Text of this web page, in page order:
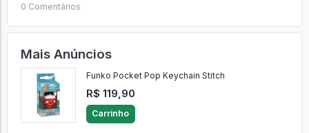
0 Comentários
Mais Anúncios
Funko Pocket Pop Keychain Stitch
R$ 119,90
Carrinho